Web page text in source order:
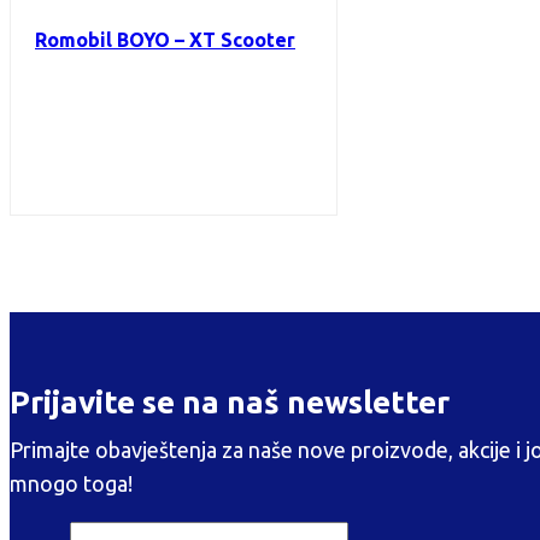
Romobil BOYO – XT Scooter
Prijavite se na naš newsletter
Primajte obavještenja za naše nove proizvode, akcije i
mnogo toga!